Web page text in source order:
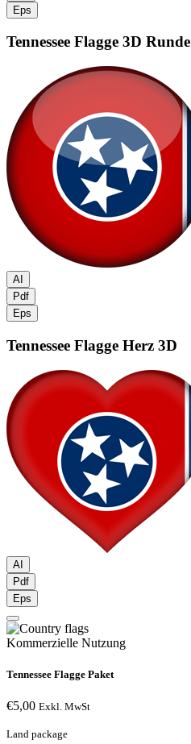
Eps
Tennessee Flagge 3D Runde
AI
Pdf
Eps
Tennessee Flagge Herz 3D
AI
Pdf
Eps
Kommerzielle Nutzung
Tennessee Flagge Paket
€5,00 Exkl. MwSt
Land package